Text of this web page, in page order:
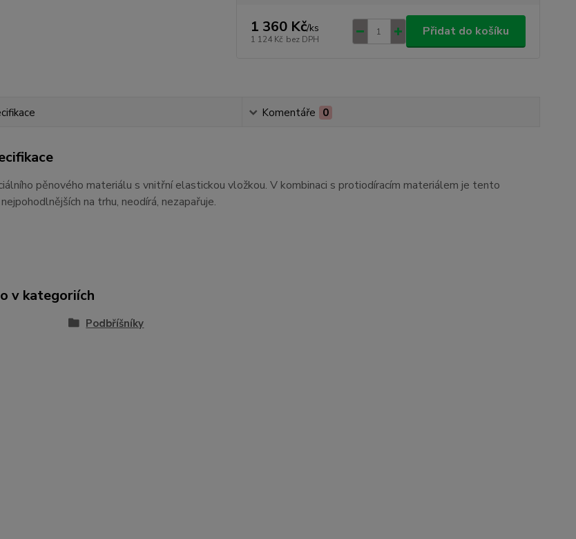
1 360 Kč/ks
1 124 Kč bez DPH
Přidat do košíku
Komentáře 0
pěnového materiálu s vnitřní elastickou vložkou. V kombinaci s protiodíracím materiálem je tento
nejpohodlnějších na trhu, neodírá, nezapařuje.
v kategoriích
Podbříšníky